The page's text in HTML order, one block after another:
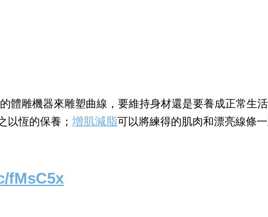
體雕機器來雕塑曲線，要維持身材還是要養成正常生
以恆的保養； 增肌減脂可以將練得的肌肉和漂亮線條
fMsC5x